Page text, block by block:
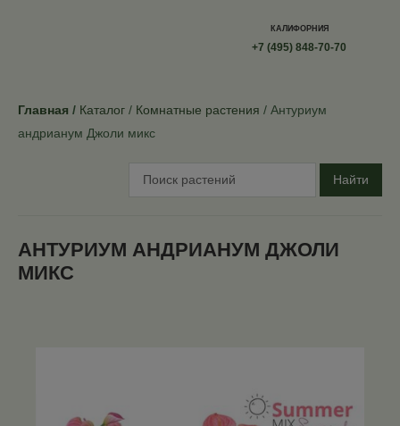
КАЛИФОРНИЯ
+7 (495) 848-70-70
Главная Каталог Комнатные растения
Антуриум
андрианум Джоли микс
Найти
АНТУРИУМ АНДРИАНУМ ДЖОЛИ
МИКС